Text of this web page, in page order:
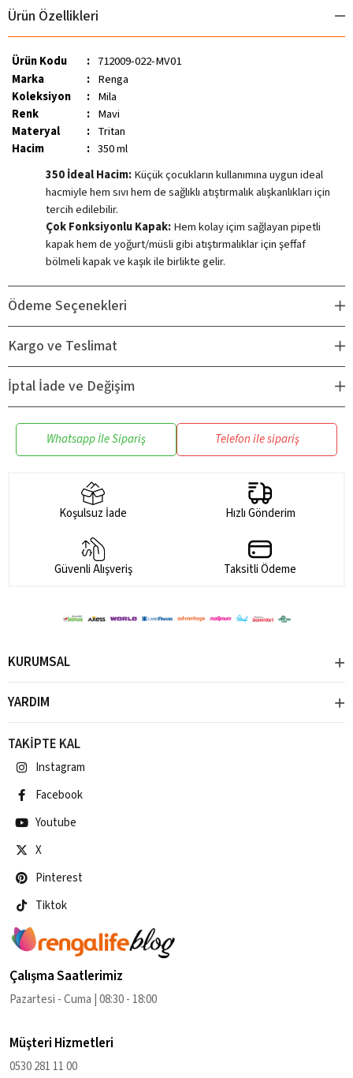
Ürün Özellikleri
Ürün Kodu : 712009-022-MV01
Marka
: Renga
Koleksiyon
: Mila
Renk
: Mavi
Materyal
: Tritan
Hacim
: 350 ml
350 İdeal Hacim:Küçük çocukların kullanımına uygun ideal
hacmiyle hem sıvı hem de sağlıklı atıştırmalık alışkanlıkları için
tercih edilebilir.
Çok Fonksiyonlu Kapak:Hem kolay içim sağlayan pipetli
kapak hem de yoğurt/müsli gibi atıştırmalıklar için şeffaf
bölmeli kapak ve kaşık ile birlikte gelir.
ellerine uygundur; tutması ve taşınması kolaydır.
Güvenli İçerik:BPA içermeyen tritan malzeme ile
üretilmiştir; bu sayede sağlığa zararlı maddeler içermez ve
ebeveynlerin gönül rahatlığıyla tercih edebileceği güvenli bir
kullanım sunar. Aynı zamanda hafif yapısına rağmen darbelere
karşı dayanıklıdır, uzun süreli kullanıma uygundur.
getirir.
Kolay Temizlik:Parçaların ayrılabilir yapısı temizlik
Ödeme Seçenekleri
Kargo ve Teslimat
İptal İade ve Değişim
Whatsapp İle Sipariş Telefon ile sipariş
Koşulsuz İade Hızlı Gönderim
Güvenli Alışveriş Taksitli Ödeme
KURUMSAL
YARDIM
TAKİPTE KAL
Instagram
Facebook
Youtube
X
Pinterest
Tiktok
Çalışma Saatlerimiz
Pazartesi - Cuma | 08:30 - 18:00
Müşteri Hizmetleri
0530 281 11 00